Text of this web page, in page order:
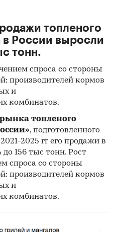
топленого
России выросли
тонн.
спроса со стороны
производителей кормов
и
комбинатов.
топленого
, подготовленного
2025 гг его продажи в
156 тыс тонн. Рост
спроса со стороны
производителей кормов
и
комбинатов.